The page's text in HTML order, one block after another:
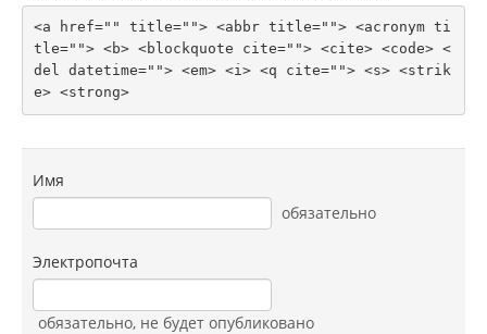
<a href="" title=""> <abbr title=""> <acronym ti
tle=""> <b> <blockquote cite=""> <cite> <code> <
del datetime=""> <em> <i> <q cite=""> <s> <strik
e> <strong>
Имя
обязательно
Электропочта
обязательно, не будет опубликовано